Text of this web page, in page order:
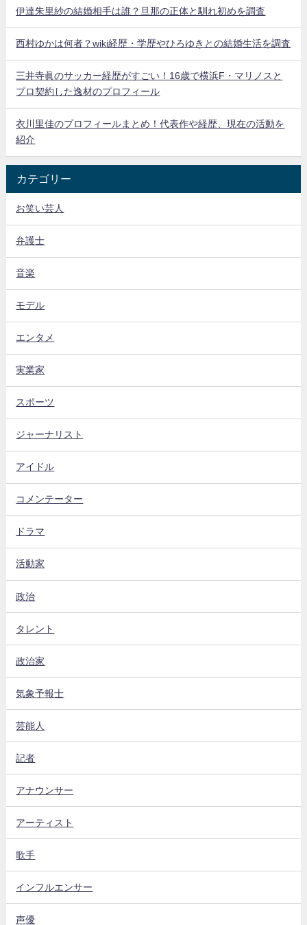
伊達朱里紗の結婚相手は誰？旦那の正体と馴れ初めを調査
西村ゆかは何者？wiki経歴・学歴やひろゆきとの結婚生活を調査
三井寺眞のサッカー経歴がすごい！16歳で横浜F・マリノスと
プロ契約した逸材のプロフィール
衣川里佳のプロフィールまとめ！代表作や経歴、現在の活動を
紹介
カテゴリー
お笑い芸人
弁護士
音楽
モデル
エンタメ
実業家
スポーツ
ジャーナリスト
アイドル
コメンテーター
ドラマ
活動家
政治
タレント
政治家
気象予報士
芸能人
記者
アナウンサー
アーティスト
歌手
インフルエンサー
声優